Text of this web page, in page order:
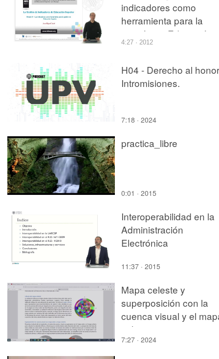
indicadores como
herramienta para la
gestión en Educación
Superior
4:27 · 2012
H04 - Derecho al
Intromisiones.
7:18 · 2024
practica_libre
0:01 · 2015
Interoperabilidad en la
Administración
Electrónica
11:37 · 2015
Mapa celeste y
superposición con la
cuenca visual y el
solar
7:27 · 2024